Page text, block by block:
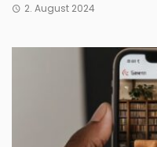
2. August 2024